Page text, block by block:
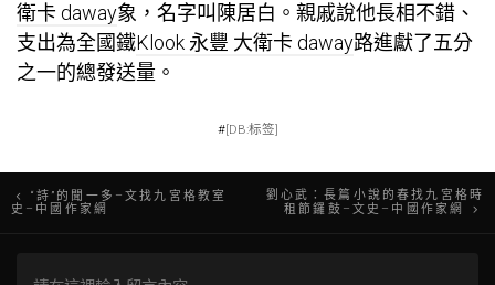
衛卡 daway象，名字叫陳居白。親戚說他長相不錯、
支出為全國鐵Klook 永豐 大衛卡 daway路進獻了五分
之一的總發送量。
#[DB:标签]
文“詩”的聞一多–文找九宮格教室
史–中國作家網
劉心武：長篇小說的春找九宮格時
租節鑼鼓–文史–中國作家網